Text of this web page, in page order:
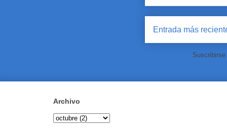
Entrada más
Archivo